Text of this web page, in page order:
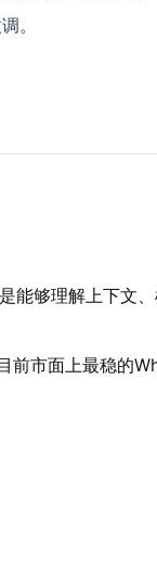
。
能够理解上下文
前市面上最稳的